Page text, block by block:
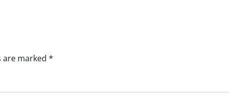
are marked *